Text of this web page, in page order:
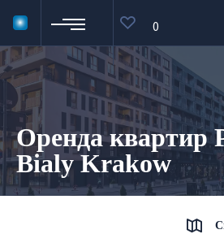
0
Оренда квартир
Bialy Krakow